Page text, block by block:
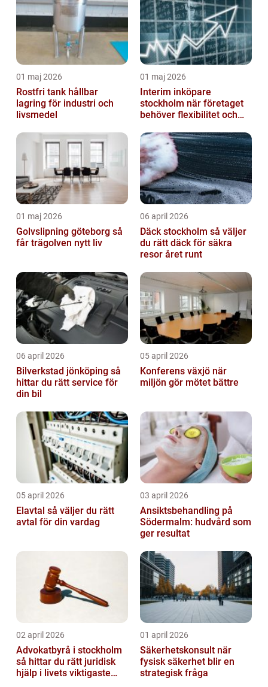
01 maj 2026
Rostfri tank hållbar
lagring för industri och
livsmedel
01 maj 2026
Interim inköpare
stockholm när företaget
behöver flexibilitet och
01 maj 2026
Golvslipning göteborg så
får trägolven nytt liv
06 april 2026
Däck stockholm så väljer
du rätt däck för säkra
resor året runt
06 april 2026
Bilverkstad jönköping så
hittar du rätt service för
din bil
05 april 2026
Konferens växjö när
miljön gör mötet bättre
05 april 2026
Elavtal så väljer du rätt
avtal för din vardag
03 april 2026
Ansiktsbehandling på
Södermalm: hudvård som
ger resultat
02 april 2026
Advokatbyrå i stockholm
så hittar du rätt juridisk
hjälp i livets viktigaste
01 april 2026
Säkerhetskonsult när
fysisk säkerhet blir en
strategisk fråga